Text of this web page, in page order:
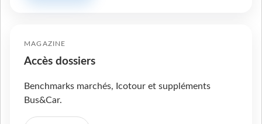
MAGAZINE
Accès dossiers
Benchmarks marchés, Icotour et suppléments
Bus&Car.